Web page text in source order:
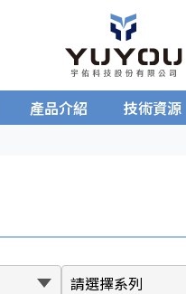
產品介紹 技術資源